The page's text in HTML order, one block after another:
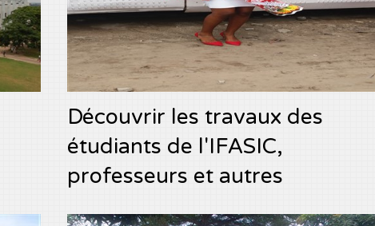
Découvrir les travaux des
étudiants de l'IFASIC,
professeurs et autres